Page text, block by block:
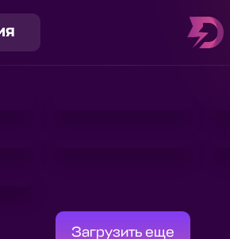
Загрузить еще